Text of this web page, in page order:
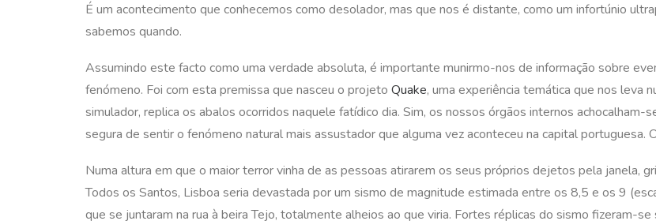
É um acontecimento que conhecemos como desolador, mas que nos é distante, como um infortúnio
sabemos quando.
Assumindo este facto como uma verdade absoluta, é importante munirmo-nos de informação sobre
fenómeno. Foi com esta premissa que nasceu o projeto Quake, uma experiência temática que nos leva
simulador, replica os abalos ocorridos naquele fatídico dia. Sim, os nossos órgãos internos
segura de sentir o fenómeno natural mais assustador que alguma vez aconteceu na capital portuguesa.
Numa altura em que o maior terror vinha de as pessoas atirarem os seus próprios dejetos pela janela,
Todos os Santos, Lisboa seria devastada por um sismo de magnitude estimada entre os 8,5 e os 9
que se juntaram na rua à beira Tejo, totalmente alheios ao que viria. Fortes réplicas do sismo fizeram-